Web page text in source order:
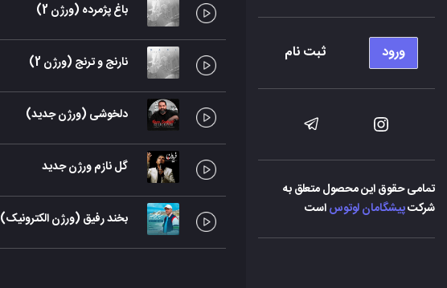
ورود ثبت نام
تمامی حقوق این محصول متعلق به
شرکتپیشگامان لوتوساست
باغ پژمرده (ورژن 2)
نارنج و ترنج (ورژن 2)
دلخوشی (ورژن جدید)
گل نازم ورژن جدید
بخند رفیق (ورژن الکترونیک)